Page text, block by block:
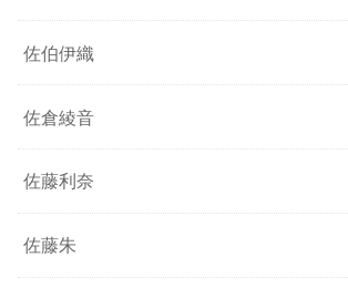
佐伯伊織
佐倉綾音
佐藤利奈
佐藤朱